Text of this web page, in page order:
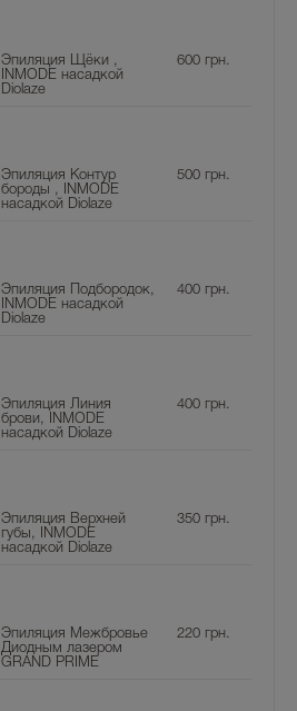
Эпиляция Щёки ,
INMODE насадкой
Diolaze
600грн.
Эпиляция Контур
бороды , INMODE
насадкой Diolaze
500грн.
Эпиляция Подбородок,
INMODE насадкой
Diolaze
400грн.
Эпиляция Линия
брови, INMODE
насадкой Diolaze
400грн.
Эпиляция Верхней
губы, INMODE
насадкой Diolaze
350грн.
Эпиляция Межбровье
Диодным лазером
GRAND PRIME
220грн.